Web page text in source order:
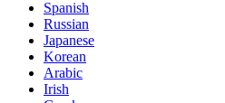
Spanish
Russian
Japanese
Korean
Arabic
Irish